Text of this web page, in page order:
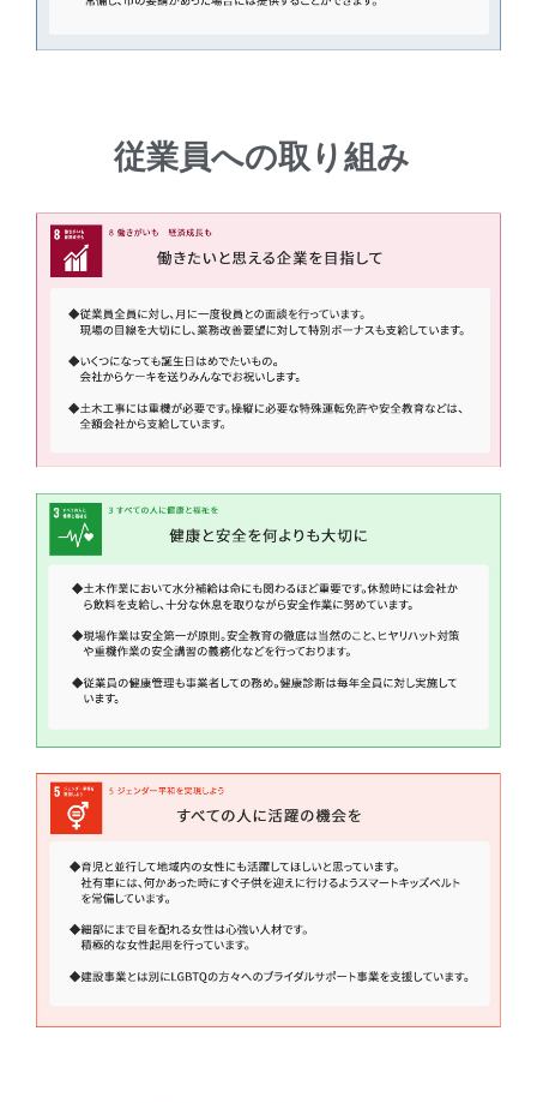
従業員への取り組み